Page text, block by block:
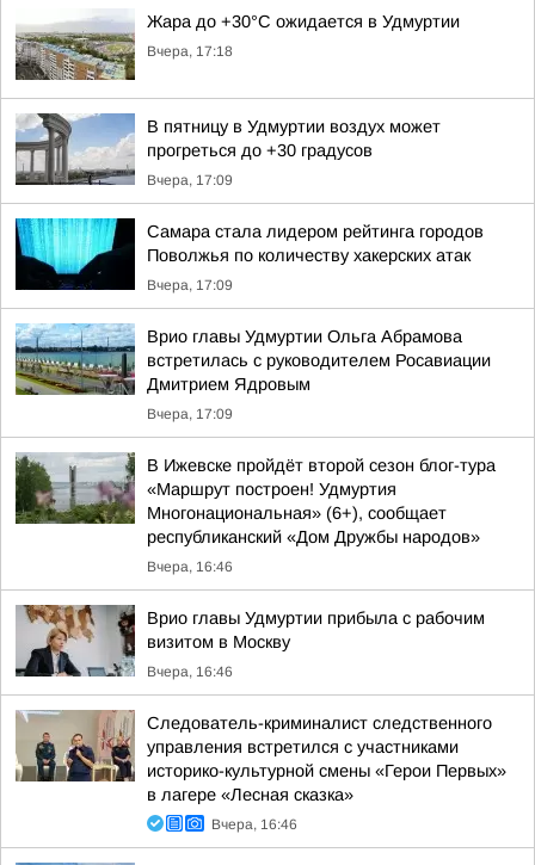
Жара до +30°С ожидается в Удмуртии
Вчера, 17:18
В пятницу в Удмуртии воздух может
прогреться до +30 градусов
Вчера, 17:09
Самара стала лидером рейтинга городов
Поволжья по количеству хакерских атак
Вчера, 17:09
Врио главы Удмуртии Ольга Абрамова
встретилась с руководителем Росавиации
Дмитрием Ядровым
Вчера, 17:09
В Ижевске пройдёт второй сезон блог-тура
«Маршрут построен! Удмуртия
Многонациональная» (6+), сообщает
республиканский «Дом Дружбы народов»
Вчера, 16:46
Врио главы Удмуртии прибыла с рабочим
визитом в Москву
Вчера, 16:46
Следователь-криминалист следственного
управления встретился с участниками
историко-культурной смены «Герои Первых»
в лагере «Лесная сказка»
Вчера, 16:46